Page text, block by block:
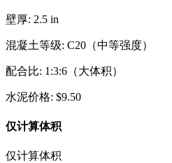
壁厚: 2.5 in
混凝土等级: C20（中等强度）
配合比: 1:3:6（大体积）
水泥价格: $9.50
仅计算体积
仅计算体积